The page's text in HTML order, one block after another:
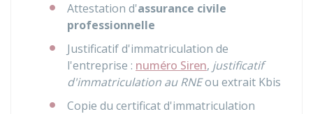
Attestation d'assurance civile
professionnelle
Justificatif d'immatriculation de
l'entreprise : numéro Siren, justificatif
d'immatriculation au RNEou extrait Kbis
Copie du certificat d'immatriculation